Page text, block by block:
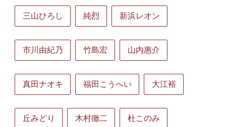
三山ひろし 純烈 新浜レオン
市川由紀乃 竹島宏 山内惠介
真田ナオキ 福田こうへい 大江裕
丘みどり 木村徹二 杜このみ